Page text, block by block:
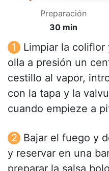
Preparación
30 min
Limpiar la
olla a presión un
cestillo al vapor,
con la tapa y la
cuando empieze a
Bajar el fuego y
y reservar en una